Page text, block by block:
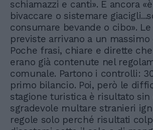
schiamazzi e canti». E ancora
bivaccare o sistemare
consumare bevande o cibo».
previste arrivano a un
Poche frasi, chiare e dirette
erano già contenute nel
comunale. Partono i controlli:
primo bilancio. Poi, però le
stagione turistica è risultato sin
sgradevole multare stranieri
regole solo perché risultati